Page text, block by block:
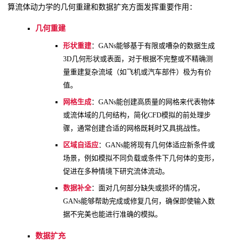
算流体动力学的几何重建和数据扩充方面发挥重要作用：
几何重建
形状重建：GANs能够基于有限或嘈杂的数据生成
3D几何形状或表面，对于根据不完整或不精确测
量重建复杂流域（如飞机或汽车部件）极为有价
值。
网格生成：GANs能创建高质量的网格来代表物体
或流体域的几何结构，简化CFD模拟的前处理步
骤，通常创建合适的网格既耗时又具挑战性。
区域自适应：GANs能将现有几何体适应新条件或
场景，例如模拟不同负载或条件下几何体的变形，
促进在多种情境下研究流体流动。
数据补全：面对几何部分缺失或损坏的情况，
GANs能够帮助完成或修复几何，确保即使输入数
据不完美也能进行准确的模拟。
数据扩充